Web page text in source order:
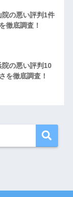
の悪い評判1件
徹底調査！
の悪い評判10
を徹底調査！